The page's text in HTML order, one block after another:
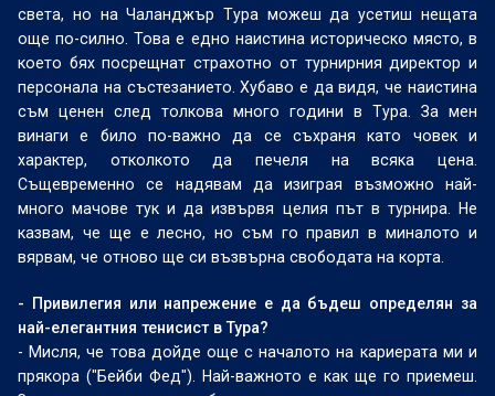
света, но на Чаланджър Тура можеш да усетиш нещата
още по-силно. Това е едно наистина историческо място, в
което бях посрещнат страхотно от турнирния директор и
персонала на състезанието. Хубаво е да видя, че наистина
съм ценен след толкова много години в Тура. За мен
винаги е било по-важно да се съхраня като човек и
характер, отколкото да печеля на всяка цена.
Същевременно се надявам да изиграя възможно най-
много мачове тук и да извървя целия път в турнира. Не
казвам, че ще е лесно, но съм го правил в миналото и
вярвам, че отново ще си възвърна свободата на корта.
- Привилегия или напрежение е да бъдеш определян за
най-елегантния тенисист в Тура?
- Мисля, че това дойде още с началото на кариерата ми и
прякора ("Бейби Фед"). Най-важното е как ще го приемеш.